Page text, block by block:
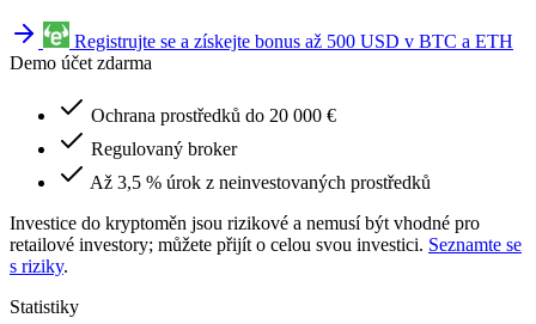
Registrujte se a získejte bonus až 500 USD v BTC a ETH
Demo účet zdarma
Ochrana prostředků do 20 000 €
Regulovaný broker
Až 3,5 % úrok z neinvestovaných prostředků
Investice do kryptoměn jsou rizikové a nemusí být vhodné pro
retailové investory; můžete přijít o celou svou investici. Seznamte se
s riziky.
Statistiky